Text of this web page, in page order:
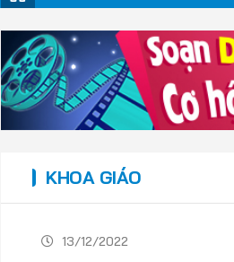
Kinh tế - Tiêu dùng
Đời sống
KHOA GIÁO
13/12/2022